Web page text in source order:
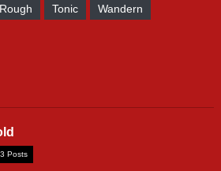
Tonic Wandern
Posts